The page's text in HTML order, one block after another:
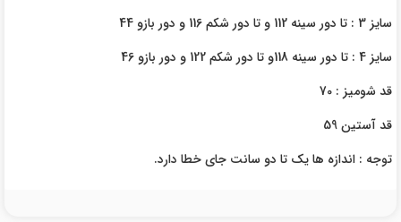
سایز 3 : تا دور سینه 112 و تا دور شکم 116 و دور بازو 44
سایز 4 : تا دور سینه 118و تا دور شکم 122 و دور بازو 46
قد شومیز : 70
قد آستین 59
توجه : اندازه ها یک تا دو سانت جای خطا دارد.